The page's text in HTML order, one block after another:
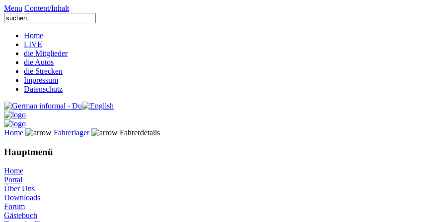
Menu Content/Inhalt
Home
LIVE
die Mitglieder
die Autos
die Strecken
Impressum
Datenschutz
Home Fahrerlager Fahrerdetails
Hauptmenü
Home
Portal
Über Uns
Downloads
Forum
Gästebuch